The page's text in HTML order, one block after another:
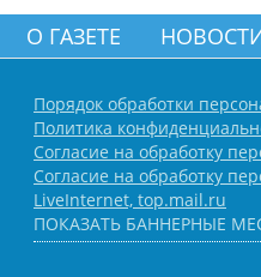
О ГАЗЕТЕ
Порядок обработки
Политика
Согласие на обработку
Согласие на обработку
LiveInternet, top.mail.ru
ПОКАЗАТЬ БАННЕРНЫЕ